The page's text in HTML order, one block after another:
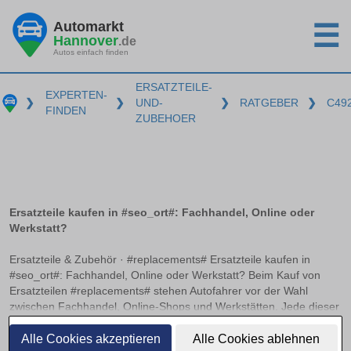
Alle Cookies akzeptieren Alle Cookies ablehnen
Automarkt
Hannover.de
Autos einfach finden ☰
❯
EXPERTEN-
FINDEN
❯
ERSATZTEILE-
UND-
ZUBEHOER
❯ RATGEBER ❯
Ersatzteile kaufen in #seo_ort#: Fachhandel, Online oder
Werkstatt?
Ersatzteile & Zubehör · #replacements# Ersatzteile kaufen in
#seo_ort#: Fachhandel, Online oder Werkstatt? Beim Kauf von
Ersatzteilen #replacements# stehen Autofahrer vor der Wahl
zwischen Fachhandel, Online-Shops und Werkstätten. Jede dieser
Bezugsquellen hat ihre Vorzüge und Herausforderungen. Worauf
es beim Online-Kauf von Kfz-Teilen zu achten gilt und wann sich
weiterlesen